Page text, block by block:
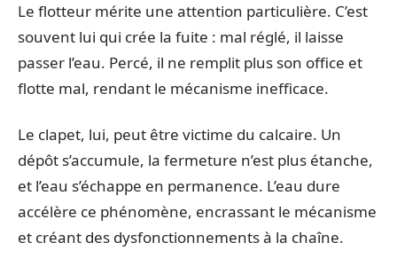
Le flotteur mérite une attention particulière. C’est
souvent lui qui crée la fuite : mal réglé, il laisse
passer l’eau. Percé, il ne remplit plus son office et
flotte mal, rendant le mécanisme inefficace.
Le clapet, lui, peut être victime du calcaire. Un
dépôt s’accumule, la fermeture n’est plus étanche,
et l’eau s’échappe en permanence. L’eau dure
accélère ce phénomène, encrassant le mécanisme
et créant des dysfonctionnements à la chaîne.